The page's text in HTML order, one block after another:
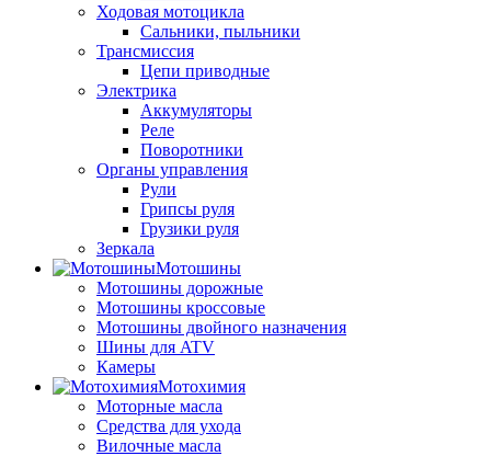
Ходовая мотоцикла
Сальники, пыльники
Трансмиссия
Цепи приводные
Электрика
Аккумуляторы
Реле
Поворотники
Органы управления
Рули
Грипсы руля
Грузики руля
Зеркала
Мотошины
Мотошины дорожные
Мотошины кроссовые
Мотошины двойного назначения
Шины для ATV
Камеры
Мотохимия
Моторные масла
Средства для ухода
Вилочные масла